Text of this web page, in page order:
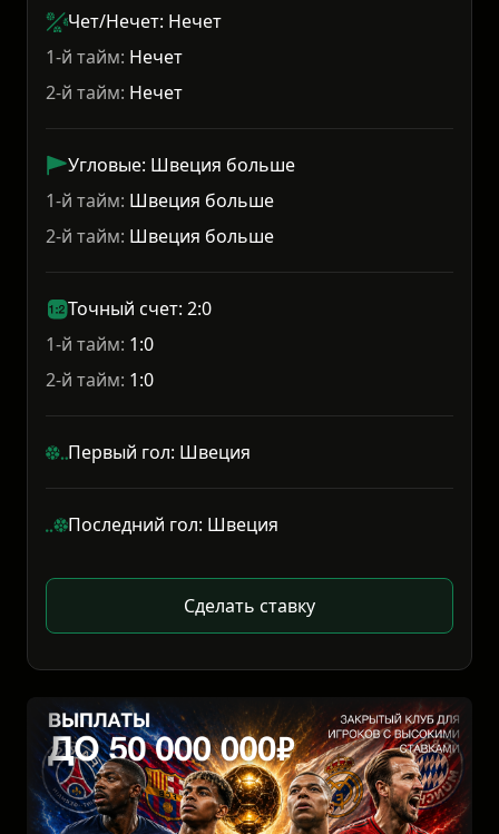
Чет/Нечет: Нечет
1-й тайм: Нечет
2-й тайм: Нечет
Угловые: Швеция больше
1-й тайм: Швеция больше
2-й тайм: Швеция больше
Точный счет: 2:0
1-й тайм: 1:0
2-й тайм: 1:0
Первый гол: Швеция
Последний гол: Швеция
Сделать ставку